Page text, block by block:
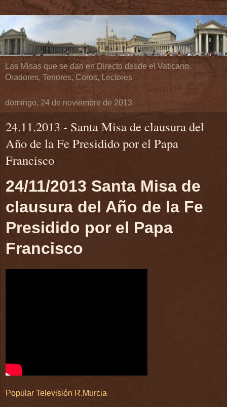
Las Misas que se dan en Directo desde el Vaticano.
Oradores, Tenores, Coros, Lectores
domingo, 24 de noviembre de 2013
24.11.2013 - Santa Misa de clausura del
Año de la Fe Presidido por el Papa
Francisco
24/11/2013 Santa Misa de
clausura del Año de la Fe
Presidido por el Papa
Francisco
Popular Televisión R.Murcia